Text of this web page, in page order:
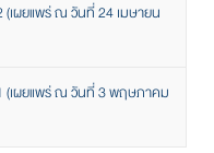
เผยแพร่ ณ วันที่ 24 เมษายน
(เผยแพร่ ณ วันที่ 3 พฤษภาคม